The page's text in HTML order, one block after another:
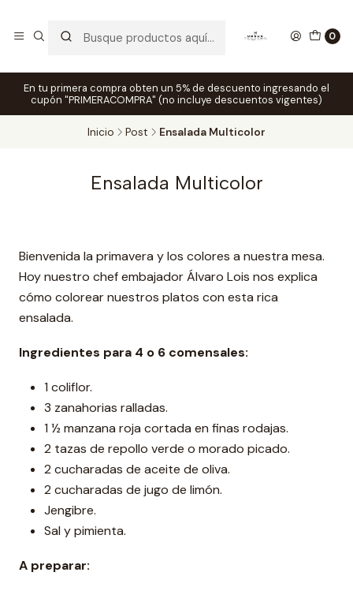
0
En tu primera compra obten un 5% de descuento ingresando el
cupón "PRIMERACOMPRA" (no incluye descuentos vigentes)
Inicio Post Ensalada Multicolor
Ensalada Multicolor
Bienvenida la primavera y los colores a nuestra mesa.
Hoy nuestro chef embajador Álvaro Lois nos explica
cómo colorear nuestros platos con esta rica
ensalada.
Ingredientes para 4 o 6 comensales:
1 coliflor.
3 zanahorias ralladas.
1 ½ manzana roja cortada en finas rodajas.
2 tazas de repollo verde o morado picado.
2 cucharadas de aceite de oliva.
2 cucharadas de jugo de limón.
Jengibre.
Sal y pimienta.
A preparar: